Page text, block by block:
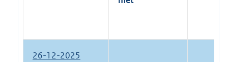
26-12-2025